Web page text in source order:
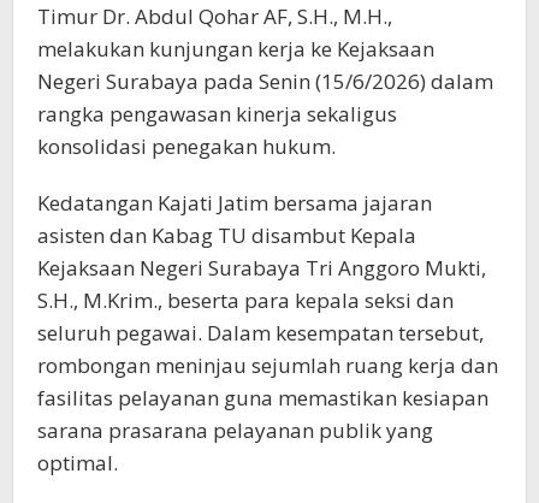
Timur Dr. Abdul Qohar AF, S.H., M.H.,
melakukan kunjungan kerja ke Kejaksaan
Negeri Surabaya pada Senin (15/6/2026) dalam
rangka pengawasan kinerja sekaligus
konsolidasi penegakan hukum.
Kedatangan Kajati Jatim bersama jajaran
asisten dan Kabag TU disambut Kepala
Kejaksaan Negeri Surabaya Tri Anggoro Mukti,
S.H., M.Krim., beserta para kepala seksi dan
seluruh pegawai. Dalam kesempatan tersebut,
rombongan meninjau sejumlah ruang kerja dan
fasilitas pelayanan guna memastikan kesiapan
sarana prasarana pelayanan publik yang
optimal.